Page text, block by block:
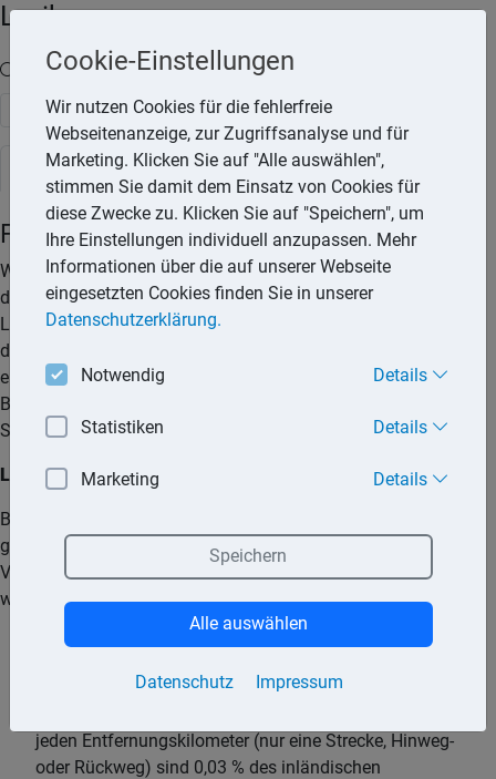
Lexika
Volltext-Suche in den Lexika
Suchen
Steuerlexikon
Firmenwagen
Wird das Firmenfahrzeug auch für private Zwecke genutzt, ist
der geldwerte Vorteil aus der Nutzungsüberlassung der
Lohnsteuer zu unterwerfen. Der geldwerte Vorteil kann nach
der Listenpreismethode oder nach der Fahrtenbuchmethode
ermittelt werden (§ 8 EStG; R 8.1 LStR; § 15 UStG;
Bundesfinanzministerium, Schreiben vom 18.11.2009, IV C 6 -
S 2177/07/10004).
Listenpreismethode/Ein-Prozent-Regelung
Bei Einsatz der Listenpreismethode für die Ermittlung des
geldwerten Vorteils bestimmt sich die Höhe des geldwerten
Vorteils danach, für welche Fahrten das Fahrzeug überlassen
wird.
Für Privatfahrten: Der geldwerte Vorteil ist mit 1 % des
inländischen Listenpreises des Fahrzeuges anzusetzen.
jeden Entfernungskilometer (nur eine Strecke, Hinweg-
oder Rückweg) sind 0,03 % des inländischen
Cookie-Einstellungen
Wir nutzen Cookies für die fehlerfreie
Webseitenanzeige, zur Zugriffsanalyse und für
Marketing. Klicken Sie auf "Alle auswählen",
stimmen Sie damit dem Einsatz von Cookies für
diese Zwecke zu. Klicken Sie auf "Speichern", um
Ihre Einstellungen individuell anzupassen. Mehr
Informationen über die auf unserer Webseite
eingesetzten Cookies finden Sie in unserer
Datenschutzerklärung.
Notwendig Details
Statistiken Details
Marketing Details
Datenschutz Impressum
Speichern
Alle auswählen